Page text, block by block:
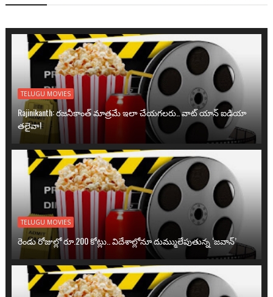
TELUGU MOVIES
Rajinikanth: రజనీకాంత్ మాత్రమే ఇలా చేయగలరు.. వాట్ యాన్ ఐడియా
తలైవా!
TELUGU MOVIES
రెండు రోజుల్లో రూ.200 కోట్లు.. విదేశాల్లోనూ దుమ్ములేపుతున్న ‘జవాన్’